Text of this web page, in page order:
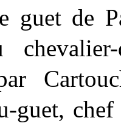
guet de
guet,